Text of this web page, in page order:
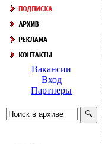
Вакансии
Вход
Партнеры